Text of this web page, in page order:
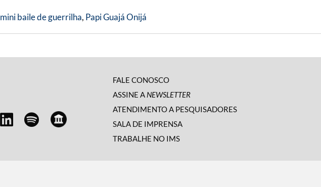
mini baile de guerrilha, Papi Guajá Onijá
FALE CONOSCO
ASSINE A NEWSLETTER
ATENDIMENTO A PESQUISADORES
SALA DE IMPRENSA
TRABALHE NO IMS